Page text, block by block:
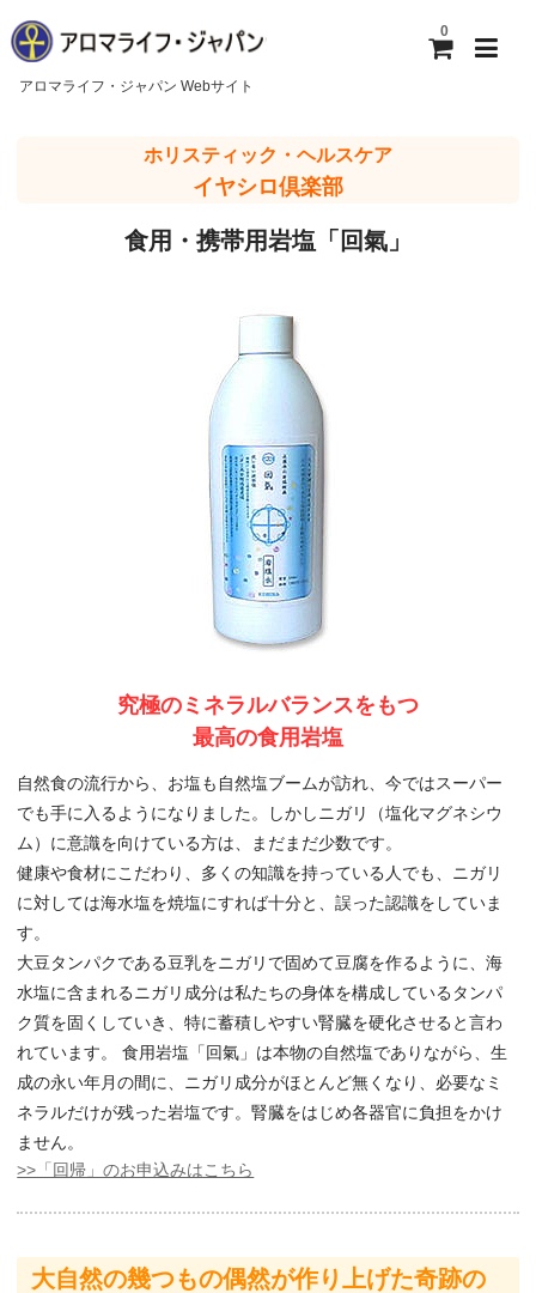
0
アロマライフ・ジャパン Webサイト
アロマライフ・ジャパンについて
ご利用ガイド
ホリスティック・ヘルスケア
イヤシロ倶楽部
食用・携帯用岩塩「回氣」
究極のミネラルバランスをもつ
最高の食用岩塩
自然食の流行から、お塩も自然塩ブームが訪れ、今ではスーパー
でも手に入るようになりました。しかしニガリ（塩化マグネシウ
ム）に意識を向けている方は、まだまだ少数です。
健康や食材にこだわり、多くの知識を持っている人でも、ニガリ
に対しては海水塩を焼塩にすれば十分と、誤った認識をしていま
す。
大豆タンパクである豆乳をニガリで固めて豆腐を作るように、海
水塩に含まれるニガリ成分は私たちの身体を構成しているタンパ
ク質を固くしていき、特に蓄積しやすい腎臓を硬化させると言わ
れています。 食用岩塩「回氣」は本物の自然塩でありながら、生
成の永い年月の間に、ニガリ成分がほとんど無くなり、必要なミ
ネラルだけが残った岩塩です。腎臓をはじめ各器官に負担をかけ
ません。
>>「回帰」のお申込みはこちら
大自然の幾つもの偶然が作り上げた奇跡の